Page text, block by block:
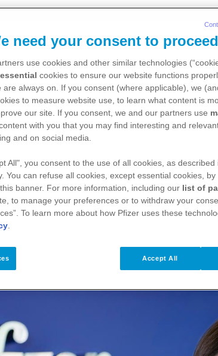
oldu
sektöründe şirket avukatlığı,
Direktörü oldu.
need your consent to proceed
use cookies and other similar technologies
essential cookies to ensure our website functions
always on. If you consent (where applicable), we
to measure website use, to learn what content is
our site. If you consent, we and our partners use
with you that you may find interesting and
and on social media.
All", you consent to the use of all cookies, as
You can refuse all cookies, except essential cookies, by
banner. For more information, including our list of
to manage your preferences or to withdraw your
To learn more about how Pfizer uses these
Accept All